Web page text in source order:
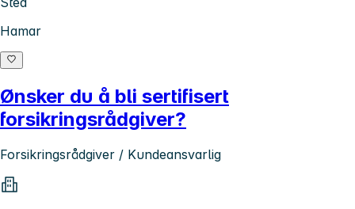
Hamar
Ønsker du å bli sertifisert
forsikringsrådgiver?
Forsikringsrådgiver / Kundeansvarlig